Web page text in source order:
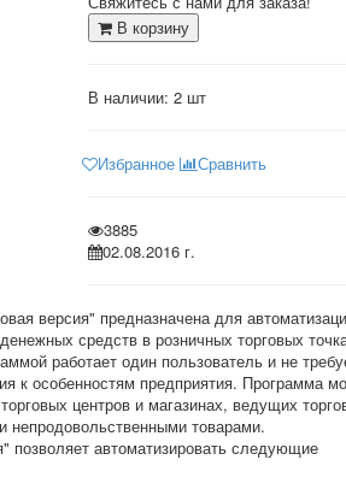
В корзину
В наличии: 2 шт
Избранное Сравнить
3885
02.08.2016 г.
версия" предназначена для
средств в розничных торговых
работает один пользователь и не
к особенностям предприятия. Программа
центров и магазинах, ведущих
непродовольственными товарами.
позволяет автоматизировать следующие